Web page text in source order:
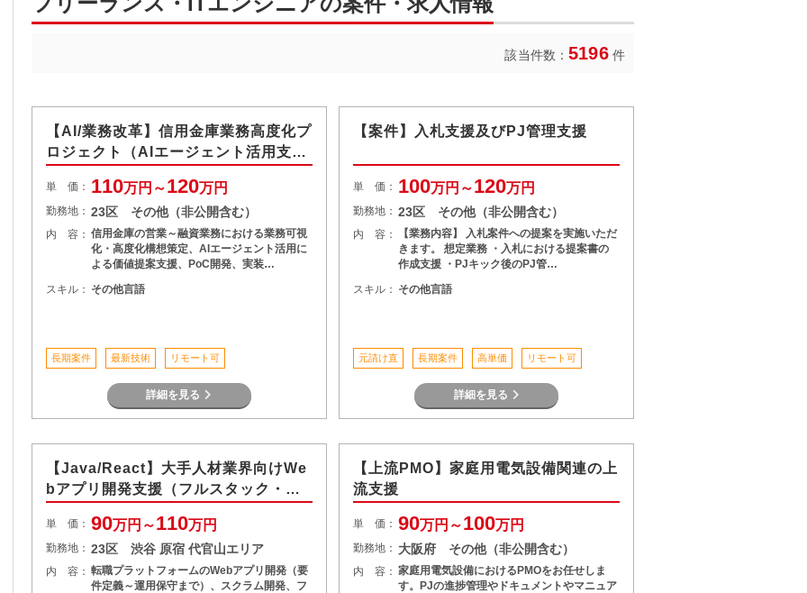
該当件数：5196件
【AI/業務改革】信用金庫業務高度化プ
ロジェクト（AIエージェント活用支
単 価： 110万円～120万円
勤務地： 23区 その他（非公開含む）
内 容： 信用金庫の営業～融資業務における業務可視
化・高度化構想策定、AIエージェント活用に
よる価値提案支援、PoC開発、実装…
スキル： その他言語
長期案件 最新技術 リモート可
詳細を見る
【案件】入札支援及びPJ管理支援
単 価： 100万円～120万円
勤務地： 23区 その他（非公開含む）
内 容：
【業務内容】 入札案件への提案を実施いただ
きます。 想定業務 ・入札における提案書の
作成支援 ・PJキック後のPJ管…
スキル： その他言語
元請け直 長期案件 高単価 リモート可
詳細を見る
【Java/React】大手人材業界向けWe
bアプリ開発支援（フルスタック・BE
単 価： 90万円～110万円
勤務地： 23区 渋谷 原宿 代官山エリア
内 容： 転職プラットフォームのWebアプリ開発（要
件定義～運用保守まで）、スクラム開発、フ
【上流PMO】家庭用電気設備関連の上
流支援
単 価： 90万円～100万円
勤務地： 大阪府 その他（非公開含む）
内 容： 家庭用電気設備におけるPMOをお任せしま
す。PJの進捗管理やドキュメントやマニュア